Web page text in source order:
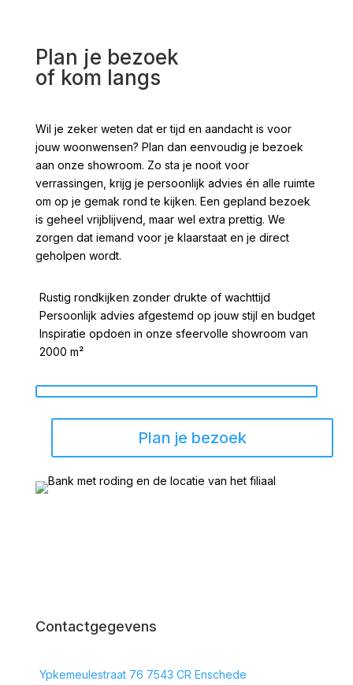
Plan je bezoek
of kom langs
Wil je zeker weten dat er tijd en aandacht is voor
jouw woonwensen? Plan dan eenvoudig je bezoek
aan onze showroom. Zo sta je nooit voor
verrassingen, krijg je persoonlijk advies én alle ruimte
om op je gemak rond te kijken. Een gepland bezoek
is geheel vrijblijvend, maar wel extra prettig. We
zorgen dat iemand voor je klaarstaat en je direct
geholpen wordt.
Rustig rondkijken zonder drukte of wachttijd
Persoonlijk advies afgestemd op jouw stijl en budget
Inspiratie opdoen in onze sfeervolle showroom van
2000 m²
Plan je bezoek
Contactgegevens
Ypkemeulestraat 76 7543 CR Enschede